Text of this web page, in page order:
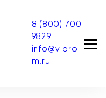
8 (800) 700
9829
info@vibro-
m.ru